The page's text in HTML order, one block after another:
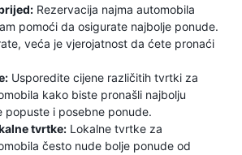
Rezervacija najma automobila
pomoći da osigurate najbolje ponude.
veća je vjerojatnost da ćete pronaći
Usporedite cijene različitih tvrtki za
kako biste pronašli najbolju
popuste i posebne ponude.
tvrtke: Lokalne tvrtke za
često nude bolje ponude od